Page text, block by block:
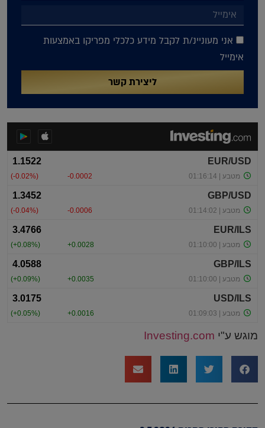
אני מעוניינ/ת לקבל מידע כלכלי מפריקו באמצעות
אימייל
ליצירת קשר
מוגש ע"י Investing.com